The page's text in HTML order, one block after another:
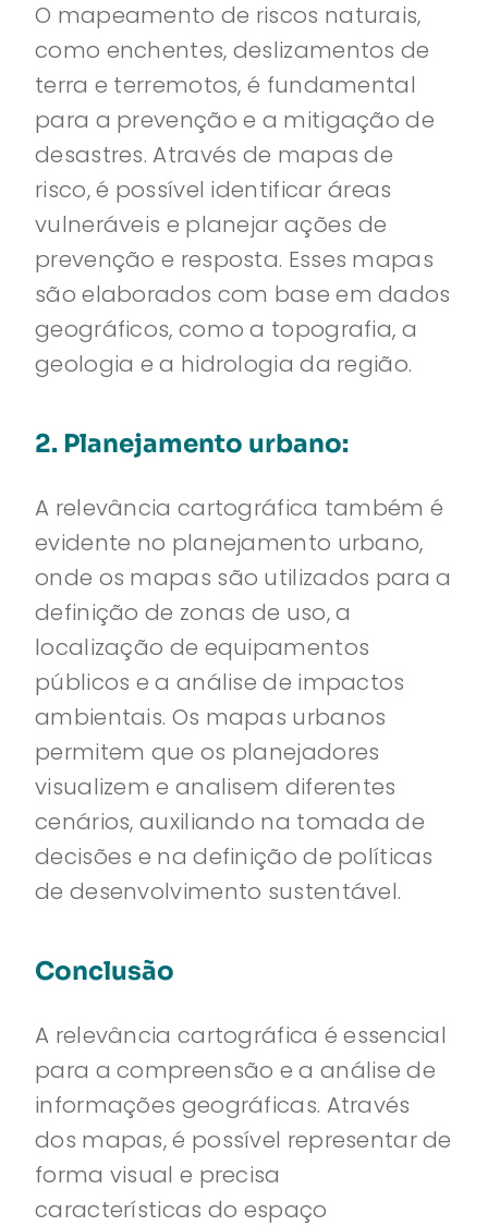
O mapeamento de riscos naturais,
como enchentes, deslizamentos de
terra e terremotos, é fundamental
para a prevenção e a mitigação de
desastres. Através de mapas de
risco, é possível identificar áreas
vulneráveis e planejar ações de
prevenção e resposta. Esses mapas
são elaborados com base em dados
geográficos, como a topografia, a
geologia e a hidrologia da região.
2. Planejamento urbano:
A relevância cartográfica também é
evidente no planejamento urbano,
onde os mapas são utilizados para a
definição de zonas de uso, a
localização de equipamentos
públicos e a análise de impactos
ambientais. Os mapas urbanos
permitem que os planejadores
visualizem e analisem diferentes
cenários, auxiliando na tomada de
decisões e na definição de políticas
de desenvolvimento sustentável.
Conclusão
A relevância cartográfica é essencial
para a compreensão e a análise de
informações geográficas. Através
dos mapas, é possível representar de
forma visual e precisa
características do espaço